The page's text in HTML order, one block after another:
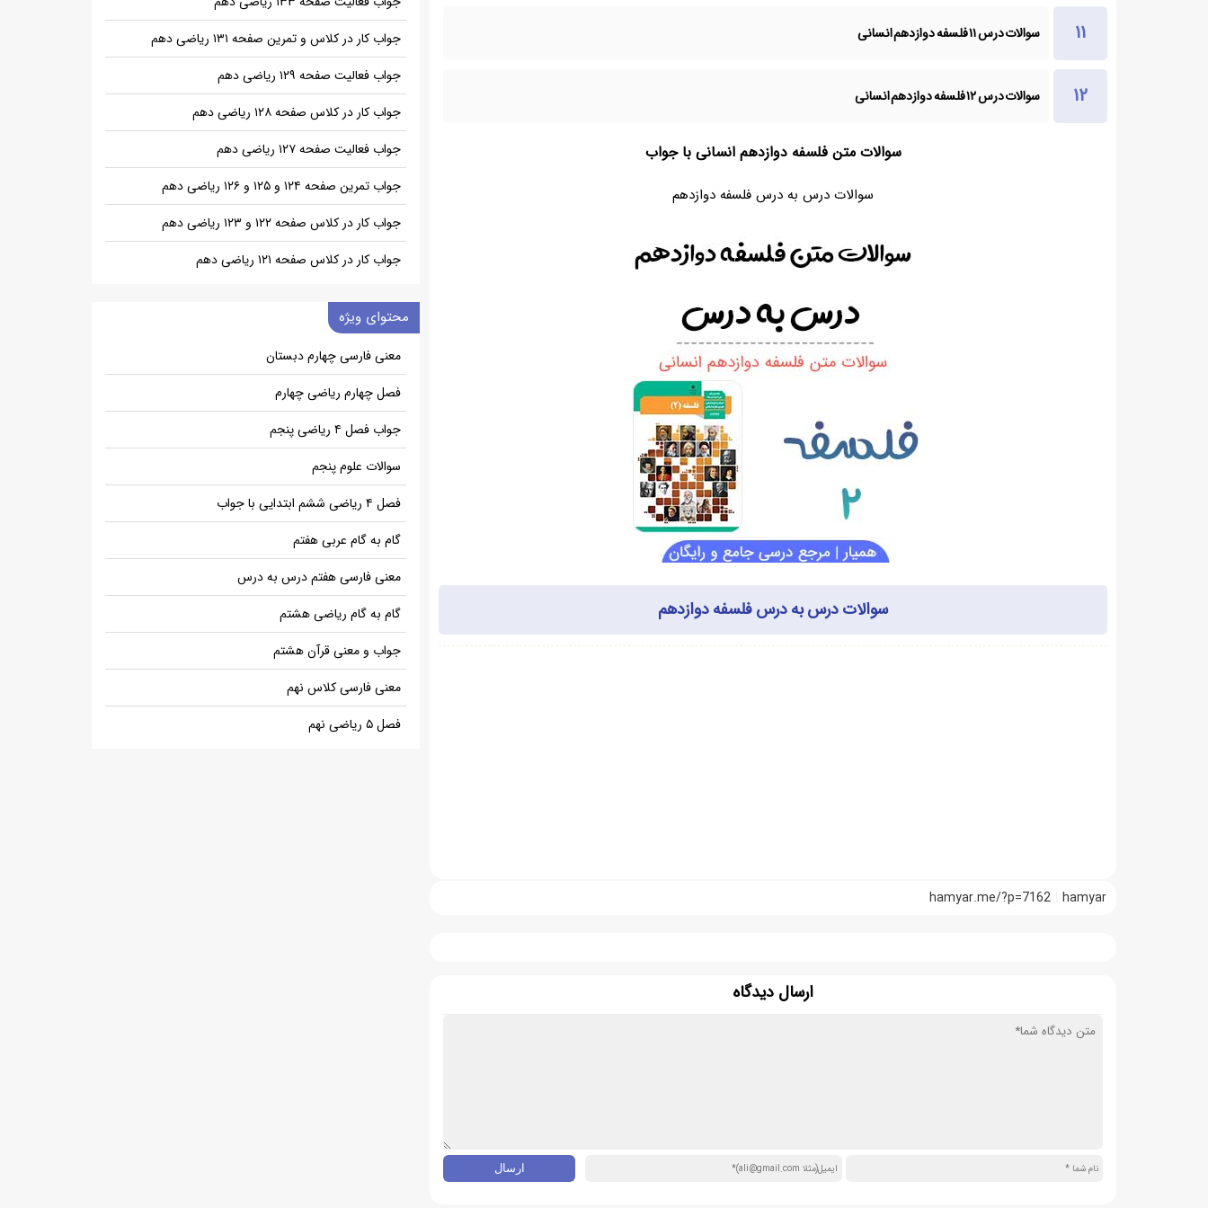
سوالات درس ۱۱ فلسفه دوازدهم انسانی
سوالات درس ۱۲ فلسفه دوازدهم انسانی
سوالات متن فلسفه دوازدهم انسانی با جواب
سوالات درس به درس فلسفه دوازدهم
سوالات درس به درس فلسفه دوازدهم
hamyar
hamyar.me/?p=7162
ارسال دیدگاه
جواب کار در کلاس و تمرین صفحه ۱۳۱ ریاضی دهم
جواب فعالیت صفحه ۱۲۹ ریاضی دهم
جواب کار در کلاس صفحه ۱۲۸ ریاضی دهم
جواب فعالیت صفحه ۱۲۷ ریاضی دهم
جواب تمرین صفحه ۱۲۴ و ۱۲۵ و ۱۲۶ ریاضی دهم
جواب کار در کلاس صفحه ۱۲۲ و ۱۲۳ ریاضی دهم
جواب کار در کلاس صفحه ۱۲۱ ریاضی دهم
محتوای ویژه
معنی فارسی چهارم دبستان
فصل چهارم ریاضی چهارم
جواب فصل ۴ ریاضی پنجم
سوالات علوم پنجم
فصل ۴ ریاضی ششم ابتدایی با جواب
گام به گام عربی هفتم
معنی فارسی هفتم درس به درس
گام به گام ریاضی هشتم
جواب و معنی قرآن هشتم
معنی فارسی کلاس نهم
فصل ۵ ریاضی نهم